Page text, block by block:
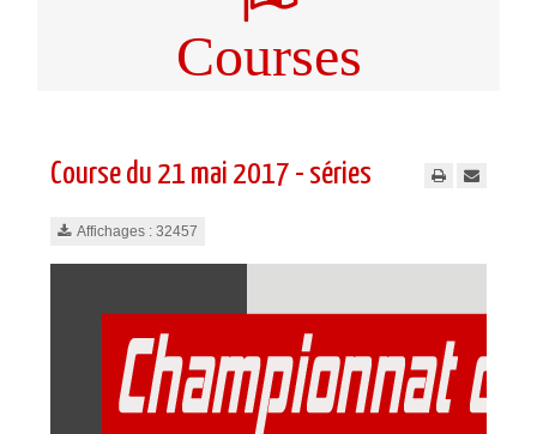
Courses
Course du 21 mai 2017 - séries
Affichages : 32457